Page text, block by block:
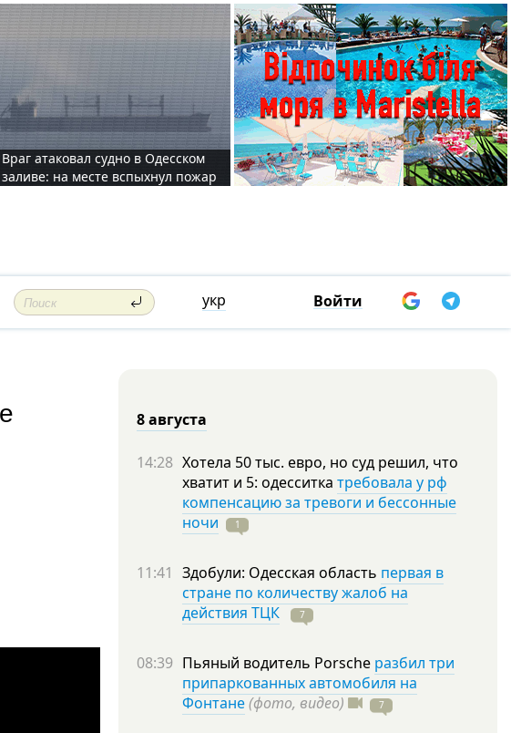
Враг атаковал судно в Одесском
заливе: на месте вспыхнул пожар
укр Войти
8 августа
14:28 Хотела 50 тыс. евро, но суд решил, что
хватит и 5: одесситка требовала у рф
компенсацию за тревоги и бессонные
ночи
1
11:41 Здобули: Одесская область первая в
стране по количеству жалоб на
действия ТЦК
7
08:39 Пьяный водитель Porsche разбил три
припаркованных автомобиля на
Фонтане(фото, видео) 7